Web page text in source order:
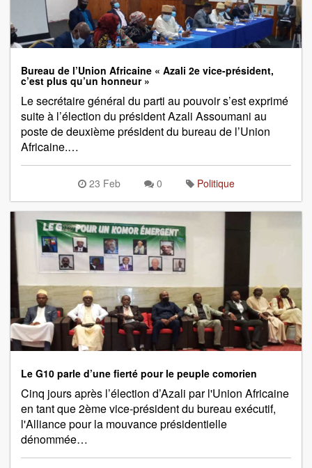
Bureau de l’Union Africaine « Azali 2e vice-président,
c’est plus qu’un honneur »
Le secrétaire général du parti au pouvoir s’est exprimé
suite à l’élection du président Azali Assoumani au
poste de deuxième président du bureau de l’Union
Africaine.…
23 Feb 0 Politique
Le G10 parle d’une fierté pour le peuple comorien
Cinq jours après l’élection d’Azali par l'Union Africaine
en tant que 2ème vice-président du bureau exécutif,
l'Alliance pour la mouvance présidentielle
dénommée…